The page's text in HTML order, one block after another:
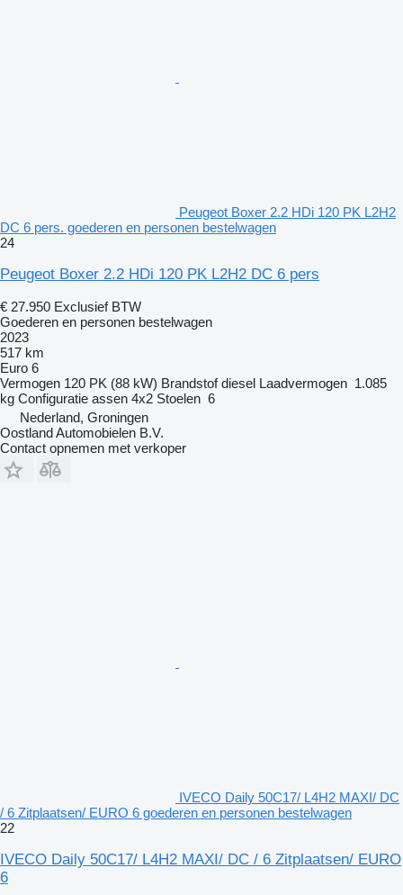
Peugeot Boxer 2.2 HDi 120 PK L2H2
DC 6 pers. goederen en personen bestelwagen
24
Peugeot Boxer 2.2 HDi 120 PK L2H2 DC 6 pers
€ 27.950 Exclusief BTW
Goederen en personen bestelwagen
2023
517 km
Euro 6
Vermogen 120 PK (88 kW) Brandstof diesel Laadvermogen 1.085
kg Configuratie assen 4x2 Stoelen 6
Nederland, Groningen
Oostland Automobielen B.V.
Contact opnemen met verkoper
IVECO Daily 50C17/ L4H2 MAXI/ DC
/ 6 Zitplaatsen/ EURO 6 goederen en personen bestelwagen
22
IVECO Daily 50C17/ L4H2 MAXI/ DC / 6 Zitplaatsen/ EURO
6